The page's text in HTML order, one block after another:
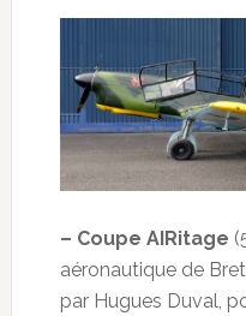
– Coupe AIRitage
aéronautique de
par Hugues Duval,